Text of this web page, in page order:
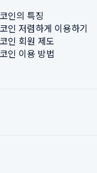
인의 특징
인 저렴하게 이용하기
인 회원 제도
인 이용 방법